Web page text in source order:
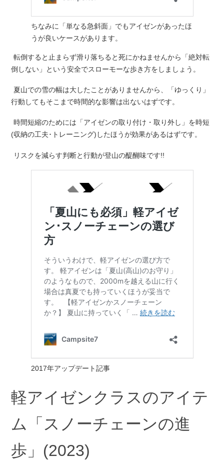
ちなみに「単なる急斜面」でもアイゼンがあったほ
うが良いケースがあります。
転倒すると止まらず滑り落ちると死にかねませんから「絶対転
倒しない」という安全でスローモーな歩き方をしましょう。
夏山での雪の幅は大したことがありませんから、「ゆっくり」
行動してもそこまで時間的な影響は出ないはずです。
時間短縮のためには「アイゼンの取り付け・取り外し」を時短
(収納の工夫･トレーニング)したほうが効果があるはずです。
リスクを減らす判断と行動が登山の醍醐味です!!
2017年アップデート記事
軽アイゼンクラスのアイテ
ム「スノーチェーンの進
歩」(2023)